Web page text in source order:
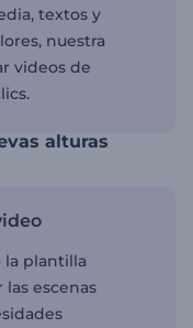
textos y
nuestra
videos de
alturas
la plantilla
las escenas